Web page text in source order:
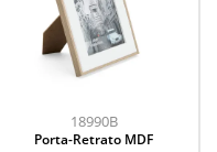
18990B
Porta-Retrato MDF